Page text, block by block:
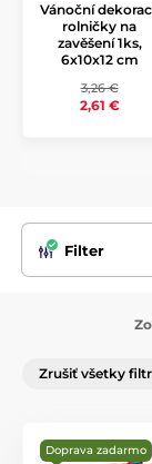
Vánoční
rolničky na
zavěšení 1ks,
6x10x12 cm
3,26 €
2,61 €
Filter
Zrušiť všetky
Doprava zadarmo